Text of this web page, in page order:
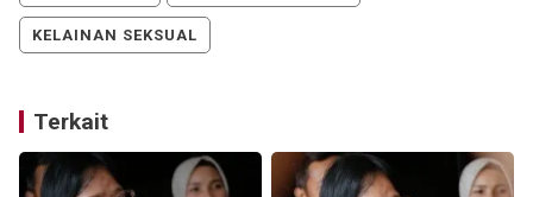
KELAINAN SEKSUAL
Terkait